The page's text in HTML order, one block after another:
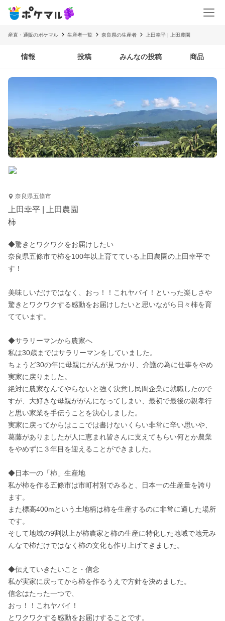
産直・通販のポケマル 生産者一覧 奈良県の生産者 上田幸平 | 上田農園
情報 投稿 みんなの投稿 商品
奈良県五條市
上田幸平 | 上田農園
柿
◆驚きとワクワクをお届けしたい
奈良県五條市で柿を100年以上育てている上田農園の上田幸平で
す！
美味しいだけではなく、おっ！！これヤバイ！といった楽しさや
驚きとワクワクする感動をお届けしたいと思いながら日々柿を育
てています。
◆サラリーマンから農家へ
私は30歳まではサラリーマンをしていました。
ちょうど30の年に母親にがんが見つかり、介護の為に仕事をやめ
実家に戻りました。
絶対に農家なんてやらないと強く決意し民間企業に就職したので
すが、大好きな母親ががんになってしまい、最初で最後の親孝行
と思い家業を手伝うことを決心しました。
実家に戻ってからはここでは書けないくらい非常に辛い思いや、
葛藤がありましたが人に恵まれ皆さんに支えてもらい何とか農業
をやめずに３年目を迎えることができました。
◆日本一の「柿」生産地
私が柿を作る五條市は市町村別でみると、日本一の生産量を誇り
ます。
また標高400mという土地柄は柿を生産するのに非常に適した場所
です。
そして地域の9割以上が柿農家と柿の生産に特化した地域で地元み
んなで柿だけではなく柿の文化も作り上げてきました。
◆伝えていきたいこと・信念
私が実家に戻ってから柿を作るうえで方針を決めました。
信念はたった一つで、
おっ！！これヤバイ！
とワクワクする感動をお届けすることです。